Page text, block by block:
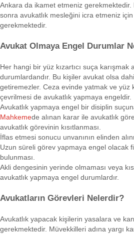
Ankara da ikamet etmeniz gerekmektedir.
sonra avukatlık mesleğini icra etmeniz
gerekmektedir.
Avukat Olmaya Engel Durumlar
Her hangi bir yüz kızartıcı suça
durumlardandır. Bu kişiler avukat olsa
getiremezler. Ceza evinde yatmak ve yüz
çevrilmesi de avukatlık yapmaya engeldir.
Avukatlık yapmaya engel bir disiplin
Mahkemede alınan karar ile avukatlık
avukatlık görevinin kısıtlanması.
İflas etmesi sonucu unvanının elinden
Uzun süreli görev yapmaya engel olacak
bulunması.
Akli dengesinin yerinde olmaması veya
avukatlık yapmaya engel durumlardır.
Avukatların Görevleri Nelerdir?
Avukatlık yapacak kişilerin yasalara ve
gerekmektedir. Müvekkilleri adına yargı